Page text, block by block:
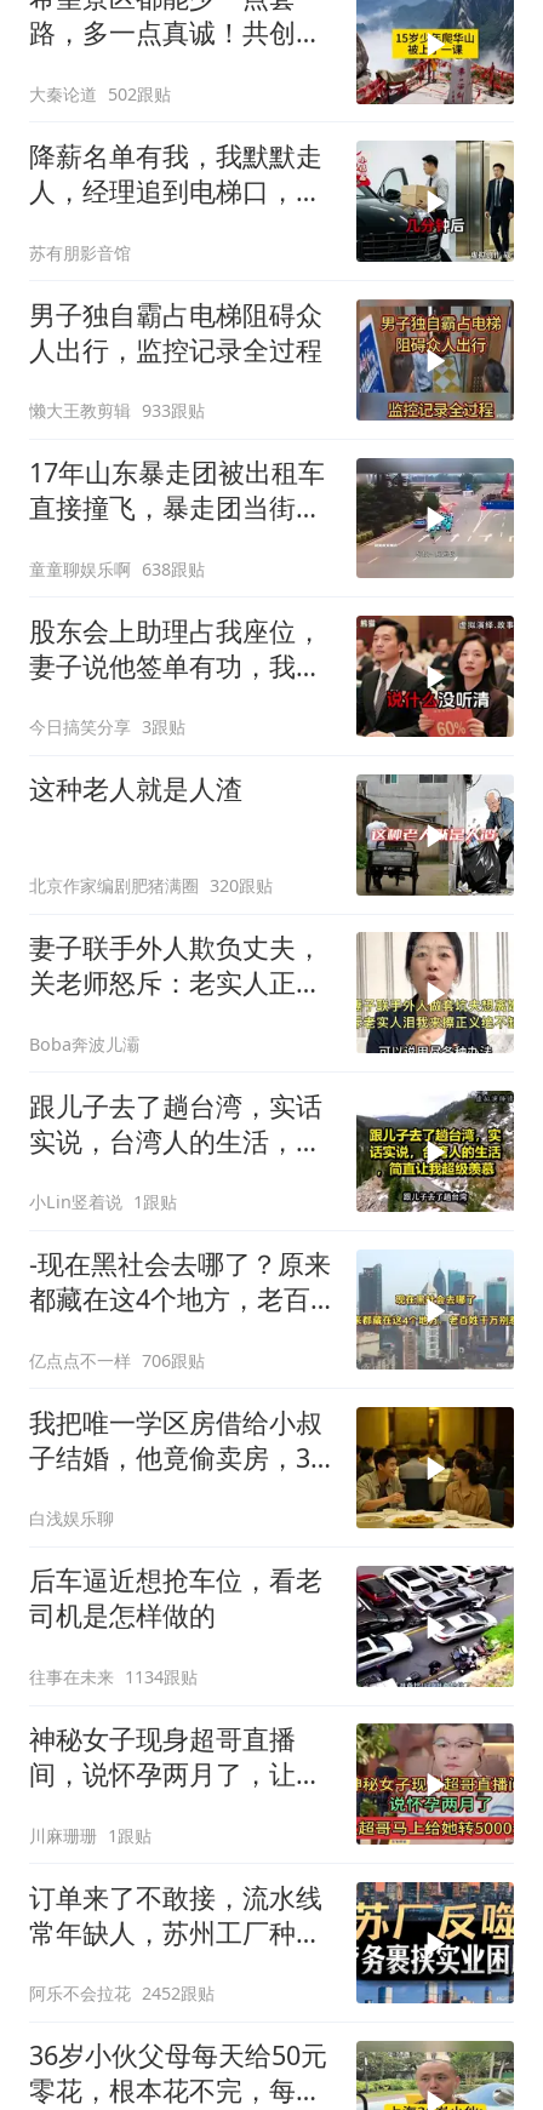
路，多一点真诚！共创良
大秦论道 502跟贴
降薪名单有我，我默默走
人，经理追到电梯口，见
苏有朋影音馆
男子独自霸占电梯阻碍众
人出行，监控记录全过程
懒大王教剪辑 933跟贴
17年山东暴走团被出租车
直接撞飞，暴走团当街拦
童童聊娱乐啊 638跟贴
股东会上助理占我座位，
妻子说他签单有功，我抛
给他当
今日搞笑分享 3跟贴
这种老人就是人渣
北京作家编剧肥猪满圈 320跟贴
妻子联手外人欺负丈夫，
关老师怒斥：老实人正义
Boba奔波儿灞
跟儿子去了趟台湾，实话
实说，台湾人的生活，简
小Lin竖着说 1跟贴
-现在黑社会去哪了？原来
都藏在这4个地方，老百
亿点点不一样 706跟贴
我把唯一学区房借给小叔
子结婚，他竟偷卖房，3
白浅娱乐聊
后车逼近想抢车位，看老
司机是怎样做的
往事在未来 1134跟贴
神秘女子现身超哥直播
间，说怀孕两月了，让超
川麻珊珊 1跟贴
订单来了不敢接，流水线
常年缺人，苏州工厂种下
阿乐不会拉花 2452跟贴
36岁小伙父母每天给50元
零花，根本花不完，每月